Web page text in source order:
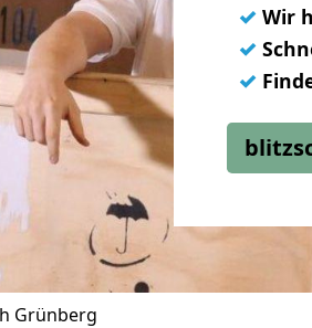
✓ Wir
✓
✓
Grünberg